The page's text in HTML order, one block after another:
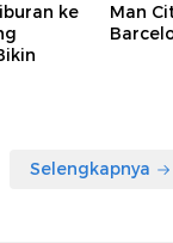
ke
Man
Selengkapnya